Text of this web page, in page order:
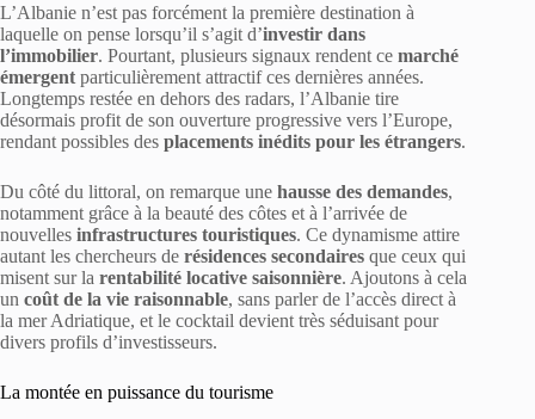
L’Albanie n’est pas forcément la première destination à
laquelle on pense lorsqu’il s’agit d’investir dans
l’immobilier. Pourtant, plusieurs signaux rendent ce marché
émergent particulièrement attractif ces dernières années.
Longtemps restée en dehors des radars, l’Albanie tire
désormais profit de son ouverture progressive vers l’Europe,
rendant possibles des placements inédits pour les étrangers.
Du côté du littoral, on remarque une hausse des demandes,
notamment grâce à la beauté des côtes et à l’arrivée de
nouvelles infrastructures touristiques. Ce dynamisme attire
autant les chercheurs de résidences secondaires que ceux qui
misent sur la rentabilité locative saisonnière. Ajoutons à cela
un coût de la vie raisonnable, sans parler de l’accès direct à
la mer Adriatique, et le cocktail devient très séduisant pour
divers profils d’investisseurs.
La montée en puissance du tourisme